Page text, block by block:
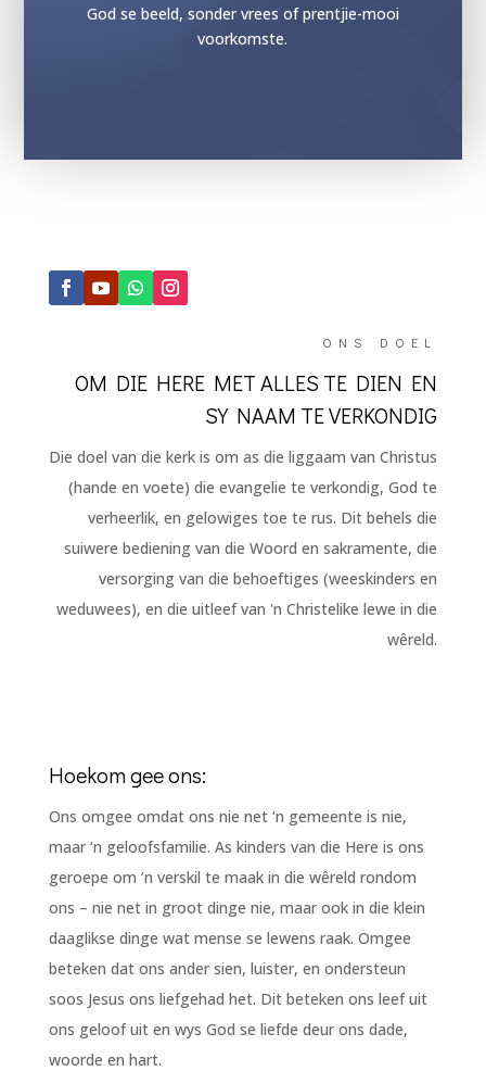
God se beeld, sonder vrees of prentjie-mooi
voorkomste.
ONS DOEL
OM DIE HERE MET ALLES TE DIEN EN
SY NAAM TE VERKONDIG
Die doel van die kerk is om as die liggaam van Christus
(hande en voete) die evangelie te verkondig, God te
verheerlik, en gelowiges toe te rus. Dit behels die
suiwere bediening van die Woord en sakramente, die
versorging van die behoeftiges (weeskinders en
weduwees), en die uitleef van 'n Christelike lewe in die
wêreld.
Hoekom gee ons:
Ons omgee omdat ons nie net ‘n gemeente is nie,
maar ‘n geloofsfamilie. As kinders van die Here is ons
geroepe om ’n verskil te maak in die wêreld rondom
ons – nie net in groot dinge nie, maar ook in die klein
daaglikse dinge wat mense se lewens raak. Omgee
beteken dat ons ander sien, luister, en ondersteun
soos Jesus ons liefgehad het. Dit beteken ons leef uit
ons geloof uit en wys God se liefde deur ons dade,
woorde en hart.